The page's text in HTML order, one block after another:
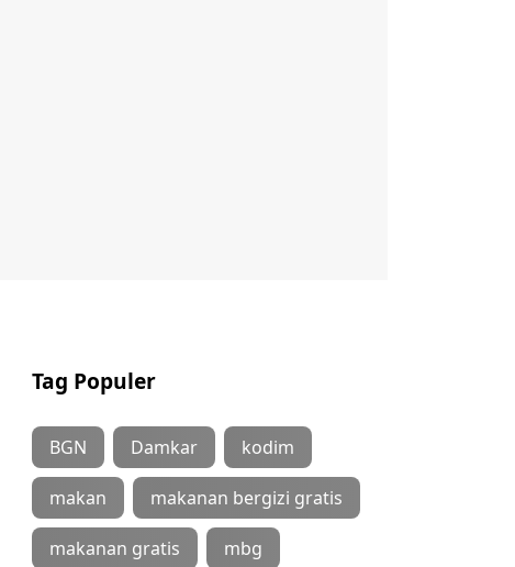
Tag Populer
BGN Damkar kodim
makan makanan bergizi gratis
makanan gratis mbg